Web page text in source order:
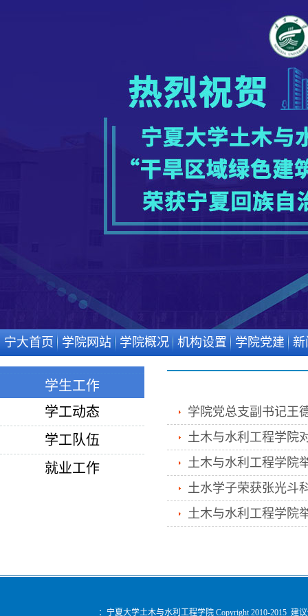
宁大首页 学院网站 学院概况 机构设置 学院党建 新
学生工作
学工动态
学工队伍
就业工作
学院党总支副书记王
土木与水利工程学院
土木与水利工程学院
土水学子荣获张光斗
土木与水利工程学院
：宁夏大学土木与水利工程学院 Copyright 2010-2015 建